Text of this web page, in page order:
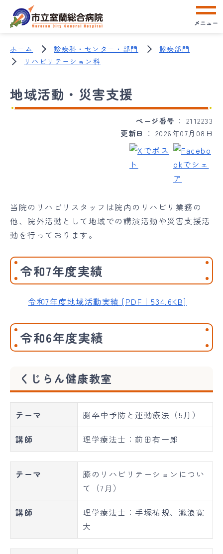
メニュー
ホーム 診療科・センター・部門
診療部門
リハビリテーション科
地域活動・災害支援
ページ番号
2112233
更新日
2026年07月08日
当院のリハビリスタッフは院内のリハビリ業務の
他、院外活動として地域での講演活動や災害支援活
動を行っております。
令和7年度実績
令和7年度地域活動実績 [PDF｜534.6KB]
令和6年度実績
くじらん健康教室
テーマ 脳卒中予防と運動療法（5月）
講師 理学療法士：前田有一郎
テーマ
膝のリハビリテーションについ
て（7月）
講師
理学療法士：手塚祐規、瀧浪寛
大